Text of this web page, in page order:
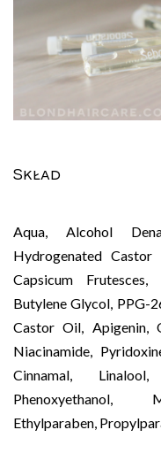
Skład
Aqua, Alcohol
Hydrogenated
Capsicum
Butylene Glycol, PPG-
Castor Oil, Apigenin,
Niacinamide,
Cinnamal,
Phenoxyethanol,
Ethylparaben,